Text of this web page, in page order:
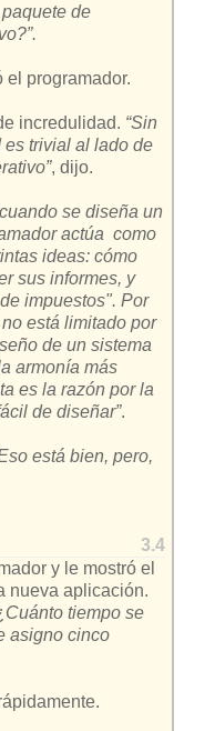
de
el programador.
incredulidad. “Sin
trivial al lado de
, dijo.
se diseña un
actúa como
ideas: cómo
sus informes, y
impuestos". Por
está limitado por
de un sistema
armonía más
es la razón por la
de diseñar”.
está bien, pero,
3.4
y le mostró el
nueva aplicación.
tiempo se
asigno cinco